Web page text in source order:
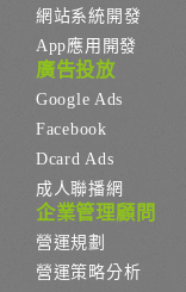
網站系統開發
App應用開發
廣告投放
Google Ads
Facebook
Dcard Ads
成人聯播網
企業管理顧問
營運規劃
營運策略分析